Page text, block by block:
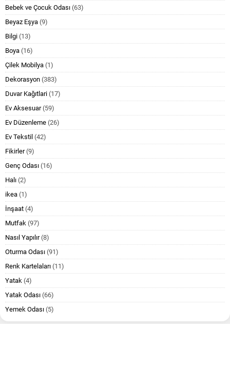
Bebek ve Çocuk Odası (63)
Beyaz Eşya (9)
Bilgi (13)
Boya (16)
Çilek Mobilya (1)
Dekorasyon (383)
Duvar Kağıtlari (17)
Ev Aksesuar(59)
Ev Düzenleme (26)
Ev Tekstil (42)
Fikirler(9)
Genç Odası (16)
Halı (2)
ikea (1)
İnşaat (4)
Mutfak (97)
Nasıl Yapılır(8)
Oturma Odası (91)
Renk Kartelaları (11)
Yatak (4)
Yatak Odası (66)
Yemek Odası (5)